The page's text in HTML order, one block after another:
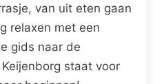
van uit eten gaan
relaxen met een
gids naar de
staat voor